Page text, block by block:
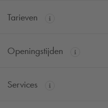
Tarieven
Openingstijden
Services